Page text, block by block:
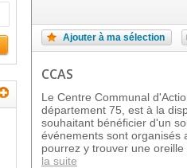
Ajouter à ma sélection
CCAS
Le Centre Communal
département 75, est à la
souhaitant bénéficier d'un
événements sont organisés
pourrez y trouver une
la suite